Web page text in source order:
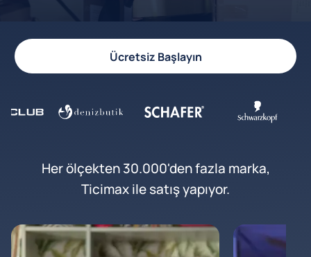
Ücretsiz Başlayın
Her ölçekten 30.000'den fazla marka,
Ticimax ile satış yapıyor.